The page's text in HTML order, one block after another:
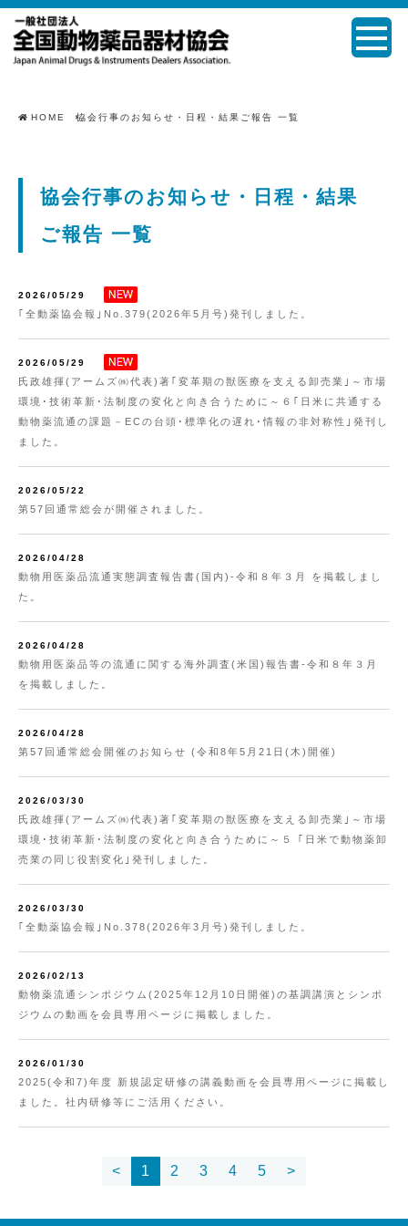
HOME 協会行事のお知らせ・日程・結果ご報告 一覧
協会行事のお知らせ・日程・結果
ご報告 一覧
2026/05/29
｢全動薬協会報｣No.379(2026年5月号)発刊しました。
2026/05/29
氏政雄揮(アームズ㈱代表)著｢変革期の獣医療を支える卸売業｣～市場
環境･技術革新･法制度の変化と向き合うために～６｢日米に共通する
動物薬流通の課題－ECの台頭･標準化の遅れ･情報の非対称性｣発刊し
ました。
2026/05/22
第57回通常総会が開催されました。
2026/04/28
動物用医薬品流通実態調査報告書(国内)-令和８年３月 を掲載しまし
た。
2026/04/28
動物用医薬品等の流通に関する海外調査(米国)報告書-令和８年３月
を掲載しました。
2026/04/28
第57回通常総会開催のお知らせ (令和8年5月21日(木)開催)
2026/03/30
氏政雄揮(アームズ㈱代表)著｢変革期の獣医療を支える卸売業｣～市場
環境･技術革新･法制度の変化と向き合うために～５ ｢日米で動物薬卸
売業の同じ役割変化｣発刊しました。
2026/03/30
｢全動薬協会報｣No.378(2026年3月号)発刊しました。
2026/02/13
動物薬流通シンポジウム(2025年12月10日開催)の基調講演とシンポ
ジウムの動画を会員専用ページに掲載しました。
2026/01/30
2025(令和7)年度 新規認定研修の講義動画を会員専用ページに掲載し
ました。社内研修等にご活用ください。
< 1 2 3 4 5 >